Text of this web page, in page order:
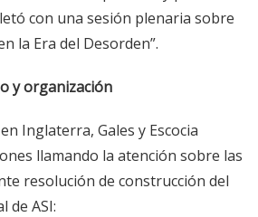
con una sesión plenaria sobre
la Era del Desorden”.
y organización
Inglaterra, Gales y Escocia
llamando la atención sobre las
resolución de construcción del
de ASI: